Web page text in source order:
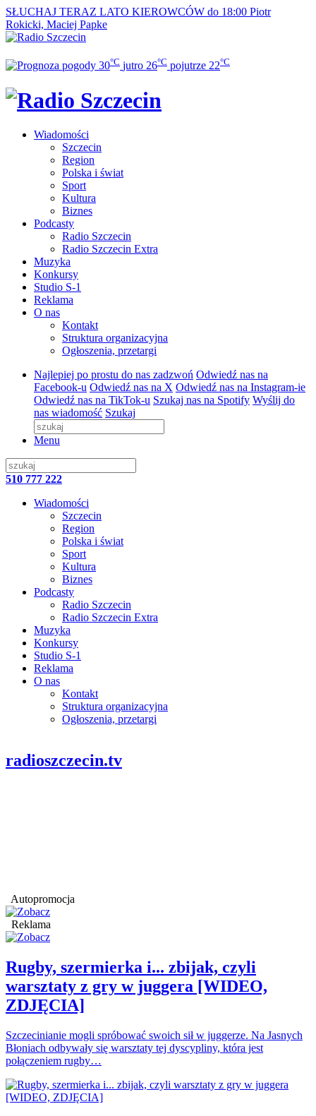
SŁUCHAJ TERAZ LATO KIEROWCÓW do 18:00 Piotr
Rokicki, Maciej Papke
30°C jutro 26°C pojutrze 22°C
Wiadomości
Szczecin
Region
Polska i świat
Sport
Kultura
Biznes
Podcasty
Radio Szczecin
Radio Szczecin Extra
Muzyka
Konkursy
Studio S-1
Reklama
O nas
Kontakt
Struktura organizacyjna
Ogłoszenia, przetargi
Najlepiej po prostu do nas zadzwoń Odwiedź nas na
Facebook-u Odwiedź nas na X Odwiedź nas na Instagram-ie
Odwiedź nas na TikTok-u Szukaj nas na Spotify Wyślij do
nas wiadomość Szukaj
Menu
510 777 222
Wiadomości
Szczecin
Region
Polska i świat
Sport
Kultura
Biznes
Podcasty
Radio Szczecin
Radio Szczecin Extra
Muzyka
Konkursy
Studio S-1
Reklama
O nas
Kontakt
Struktura organizacyjna
Ogłoszenia, przetargi
radioszczecin.tv
Autopromocja
Reklama
Rugby, szermierka i... zbijak, czyli
warsztaty z gry w juggera [WIDEO,
ZDJĘCIA]
Szczecinianie mogli spróbować swoich sił w juggerze. Na Jasnych
Błoniach odbywały się warsztaty tej dyscypliny, która jest
połączeniem rugby…